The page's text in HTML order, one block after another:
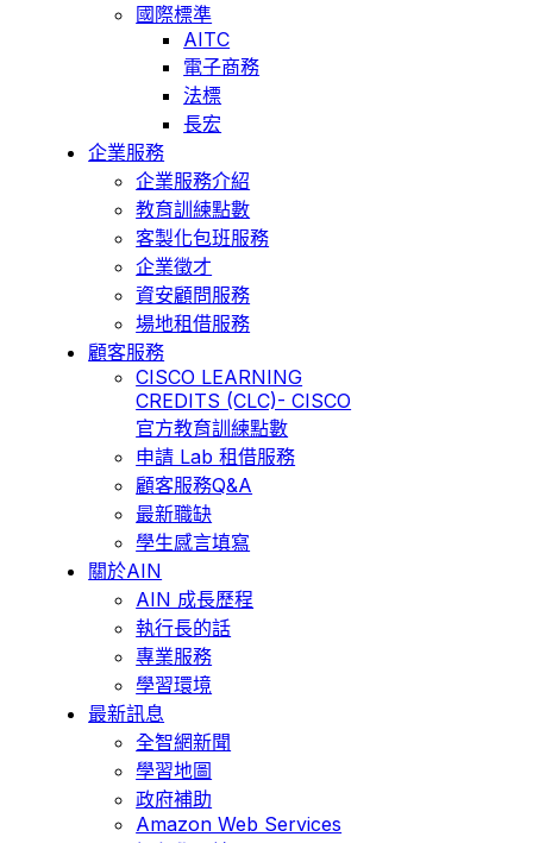
國際標準
AITC
電子商務
法標
長宏
企業服務
企業服務介紹
教育訓練點數
客製化包班服務
企業徵才
資安顧問服務
場地租借服務
顧客服務
CISCO LEARNING
CREDITS (CLC)- CISCO
官方教育訓練點數
申請 Lab 租借服務
顧客服務Q&A
最新職缺
學生感言填寫
關於AIN
AIN 成長歷程
執行長的話
專業服務
學習環境
最新訊息
全智網新聞
學習地圖
政府補助
Amazon Web Services